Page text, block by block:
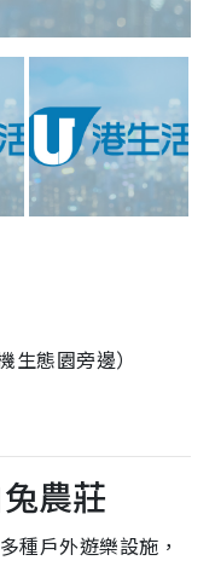
態園旁邊）
農莊
種戶外遊樂設施，